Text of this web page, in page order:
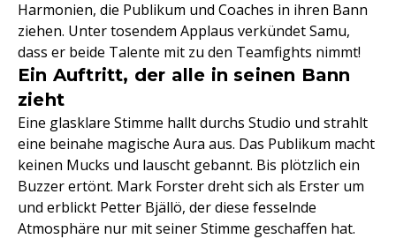
Harmonien, die Publikum und Coaches in ihren Bann
ziehen. Unter tosendem Applaus verkündet Samu,
dass er beide Talente mit zu den Teamfights nimmt!
Ein Auftritt, der alle in seinen Bann
zieht
Eine glasklare Stimme hallt durchs Studio und strahlt
eine beinahe magische Aura aus. Das Publikum macht
keinen Mucks und lauscht gebannt. Bis plötzlich ein
Buzzer ertönt. Mark Forster dreht sich als Erster um
und erblickt Petter Bjällö, der diese fesselnde
Atmosphäre nur mit seiner Stimme geschaffen hat.